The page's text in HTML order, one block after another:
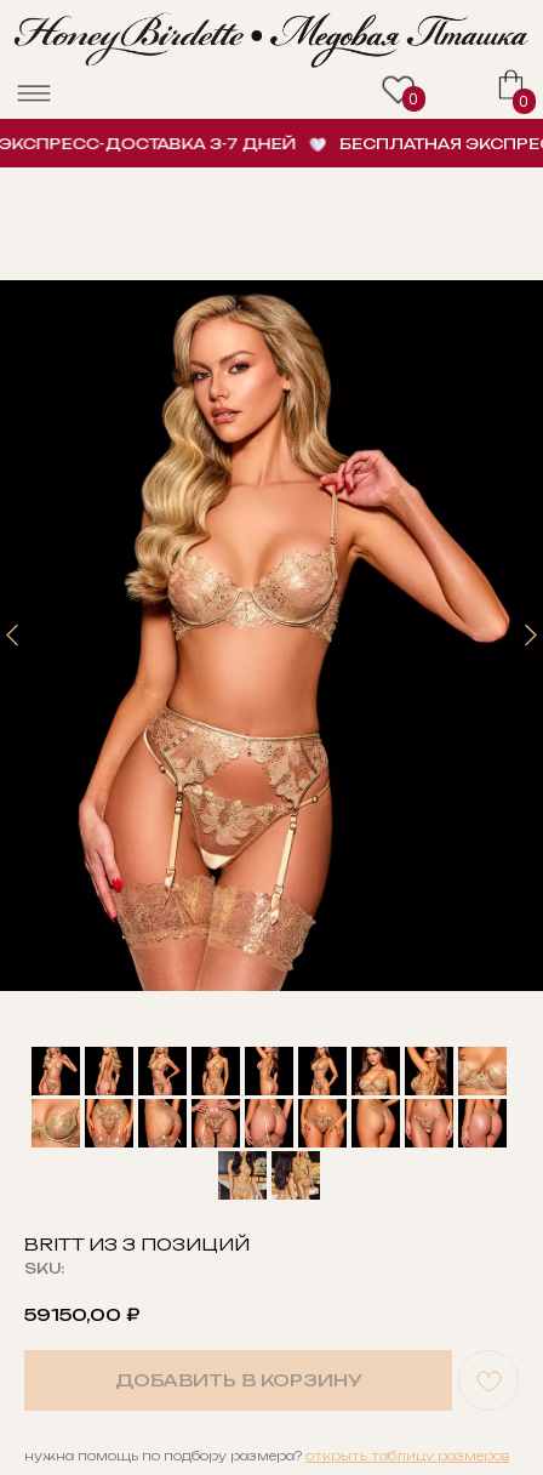
ДОСТАВКА 3-7 ДНЕЙ БЕСПЛАТНАЯ
BRITT ИЗ 3 ПОЗИЦИЙ
SKU:
59150,00 ₽
ДОБАВИТЬ В КОРЗИНУ
нужна помощь по подбору размера? открыть таблицу размеров